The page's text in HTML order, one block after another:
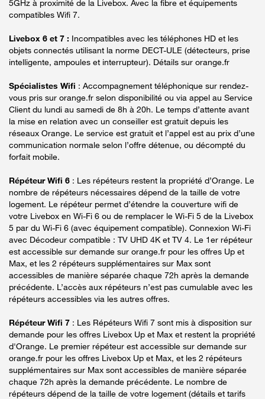
5GHz à proximité de la Livebox. Avec la fibre et équipements
compatibles Wifi 7.
Livebox 6 et 7 : Incompatibles avec les téléphones HD et les
objets connectés utilisant la norme DECT-ULE (détecteurs, prise
intelligente, ampoules et interrupteur). Détails sur orange.fr
Spécialistes Wifi : Accompagnement téléphonique sur rendez-
vous pris sur orange.fr selon disponibilité ou via appel au Service
Client du lundi au samedi de 8h à 20h. Le temps d’attente avant
la mise en relation avec un conseiller est gratuit depuis les
réseaux Orange. Le service est gratuit et l’appel est au prix d’une
communication normale selon l’offre détenue, ou décompté du
forfait mobile.
Répéteur Wifi 6 : Les répéteurs restent la propriété d’Orange. Le
nombre de répéteurs nécessaires dépend de la taille de votre
logement. Le répéteur permet d’étendre la couverture wifi de
votre Livebox en Wi-Fi 6 ou de remplacer le Wi-Fi 5 de la Livebox
5 par du Wi-Fi 6 (avec équipement compatible). Connexion Wi-Fi
avec Décodeur compatible : TV UHD 4K et TV 4. Le 1er répéteur
est accessible sur demande sur orange.fr pour les offres Up et
Max, et les 2 répéteurs supplémentaires sur Max sont
accessibles de manière séparée chaque 72h après la demande
précédente. L’accès aux répéteurs n’est pas cumulable avec les
répéteurs accessibles via les autres offres.
Répéteur Wifi 7 : Les Répéteurs Wifi 7 sont mis à disposition sur
demande pour les offres Livebox Up et Max et restent la propriété
d'Orange. Le premier répéteur est accessible sur demande sur
orange.fr pour les offres Livebox Up et Max, et les 2 répéteurs
supplémentaires sur Max sont accessibles de manière séparée
chaque 72h après la demande précédente. Le nombre de
répéteurs dépend de la taille de votre logement (détails et tarifs